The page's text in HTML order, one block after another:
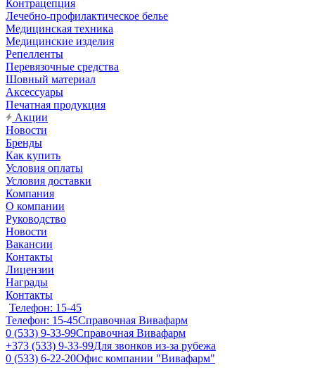
Контрацепция
Лечебно-профилактическое белье
Медицинская техника
Медицинские изделия
Репелленты
Перевязочные средства
Шовный материал
Аксессуары
Печатная продукция
Акции
Новости
Бренды
Как купить
Условия оплаты
Условия доставки
Компания
О компании
Руководство
Новости
Вакансии
Контакты
Лицензии
Награды
Контакты
Телефон: 15-45
Телефон: 15-45Справочная Вивафарм
0 (533) 9-33-99Справочная Вивафарм
+373 (533) 9-33-99Для звонков из-за рубежа
0 (533) 6-22-20Офис компании "Вивафарм"